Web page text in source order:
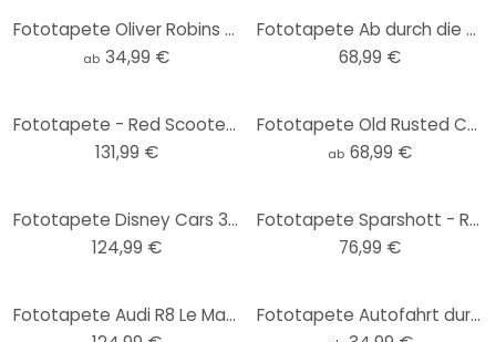
Fototapete Oliver Robins - Spielstraße - Rund - Selbstklebend/Vlies
ab 34,99 €
Fototapete Ab durch die Wand - 192x260 cm
68,99 €
Fototapete - Red Scooter - 384x260 cm
131,99 €
Fototapete Old Rusted Cars
ab 68,99 €
Fototapete Disney Cars 3 Duell
124,99 €
Fototapete Sparshott - Rennautos - 192x260 cm
76,99 €
Fototapete Audi R8 Le Mans
Fototapete Autofahrt durch den Regen - Takkar - Rund - Selbstklebend/Vlies